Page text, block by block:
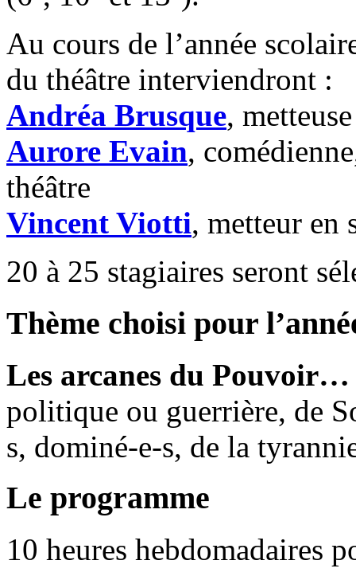
Au cours de l’année
du théâtre interviendront :
Andréa Brusque,
Aurore Evain,
théâtre
Vincent Viotti, metteur en
20 à 25 stagiaires seront
Thème choisi pour
Les arcanes du Pouvoir…
politique ou guerrière, de
s, dominé-e-s, de la
Le programme
10 heures hebdomadaires